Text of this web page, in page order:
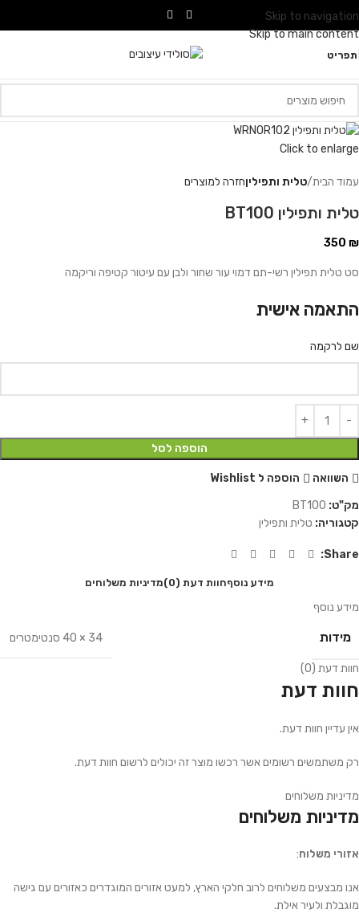
Skip to navigation
Skip to main content
תפריט
Click to enlarge
עמוד הבית טלית ותפיליןחזרה למוצרים
טלית ותפילין BT100
350 ₪
סט טלית תפילין רשי-תם דמוי עור שחור ולבן עם עיטור קטיפה וריקמה
התאמה אישית
שם לרקמה
הוספה לסל
השוואה
הוספה ל Wishlist
מק"ט: BT100
קטגוריה: טלית ותפילין
Share:
מידע נוסףחוות דעת (0) מדיניות משלוחים
מידע נוסף
מידות 34 × 40 סנטימטרים
חוות דעת (0)
חוות דעת
אין עדיין חוות דעת.
רק משתמשים רשומים אשר רכשו מוצר זה יכולים לרשום חוות דעת.
מדיניות משלוחים
מדיניות משלוחים
אזורי משלוח:
אנו מבצעים משלוחים לרוב חלקי הארץ, למעט אזורים המוגדרים כאזורים עם גישה
מוגבלת ולעיר אילת.